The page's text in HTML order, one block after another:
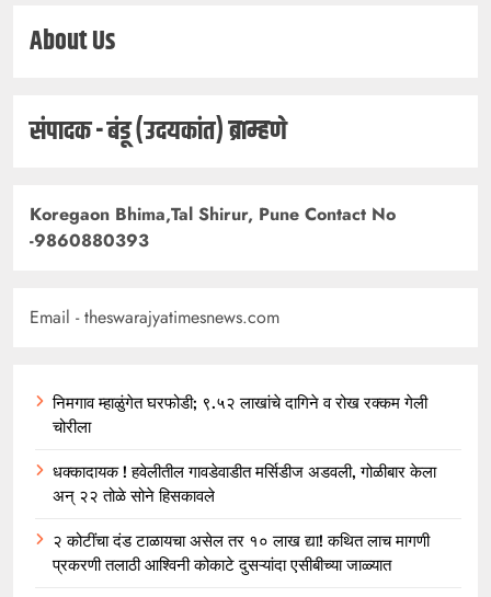
About Us
संपादक - बंडू (उदयकांत) ब्राम्हणे
Koregaon Bhima,Tal Shirur, Pune Contact No
-9860880393
Email - theswarajyatimesnews.com
निमगाव म्हाळुंगेत घरफोडी; ९.५२ लाखांचे दागिने व रोख रक्कम गेली
चोरीला
धक्कादायक ! हवेलीतील गावडेवाडीत मर्सिडीज अडवली, गोळीबार केला
अन् २२ तोळे सोने हिसकावले
२ कोटींचा दंड टाळायचा असेल तर १० लाख द्या! कथित लाच मागणी
प्रकरणी तलाठी आश्विनी कोकाटे दुसऱ्यांदा एसीबीच्या जाळ्यात